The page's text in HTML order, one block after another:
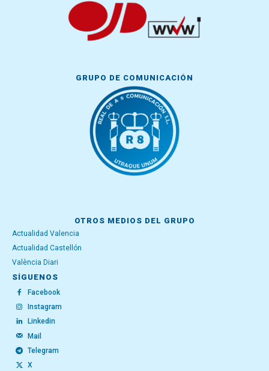
GRUPO DE COMUNICACIÓN
OTROS MEDIOS DEL GRUPO
Actualidad Valencia
Actualidad Castellón
València Diari
SÍGUENOS
Facebook
Instagram
Linkedin
Mail
Telegram
X